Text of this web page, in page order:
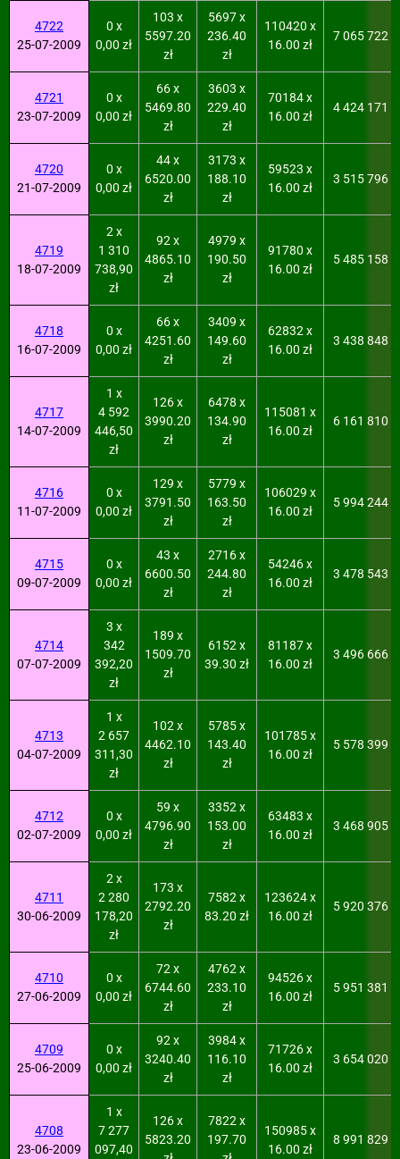
4722
25-07-2009
0 x
0,00 zł
103 x
5597.20
zł
5697 x
236.40
zł
110420 x
16.00 zł
7 065 722
4721
23-07-2009
0 x
0,00 zł
66 x
5469.80
zł
3603 x
229.40
zł
70184 x
16.00 zł
4 424 171
4720
21-07-2009
0 x
0,00 zł
44 x
6520.00
zł
3173 x
188.10
zł
59523 x
16.00 zł
3 515 796
4719
18-07-2009
2 x
1 310
738,90
zł
92 x
4865.10
zł
4979 x
190.50
zł
91780 x
16.00 zł
5 485 158
4718
16-07-2009
0 x
0,00 zł
66 x
4251.60
zł
3409 x
149.60
zł
62832 x
16.00 zł
3 438 848
4717
14-07-2009
1 x
4 592
446,50
zł
126 x
3990.20
zł
6478 x
134.90
zł
115081 x
16.00 zł
6 161 810
4716
11-07-2009
0 x
0,00 zł
129 x
3791.50
zł
5779 x
163.50
zł
106029 x
16.00 zł
5 994 244
4715
09-07-2009
0 x
0,00 zł
43 x
6600.50
zł
2716 x
244.80
zł
54246 x
16.00 zł
3 478 543
4714
07-07-2009
3 x
342
392,20
zł
189 x
1509.70
zł
6152 x
39.30 zł
81187 x
16.00 zł
3 496 666
4713
04-07-2009
1 x
2 657
311,30
zł
102 x
4462.10
zł
5785 x
143.40
zł
101785 x
16.00 zł
5 578 399
4712
02-07-2009
0 x
0,00 zł
59 x
4796.90
zł
3352 x
153.00
zł
63483 x
16.00 zł
3 468 905
4711
30-06-2009
2 x
2 280
178,20
zł
173 x
2792.20
zł
7582 x
83.20 zł
123624 x
16.00 zł
5 920 376
4710
27-06-2009
0 x
0,00 zł
72 x
6744.60
zł
4762 x
233.10
zł
94526 x
16.00 zł
5 951 381
4709
25-06-2009
0 x
0,00 zł
92 x
3240.40
zł
3984 x
116.10
zł
71726 x
16.00 zł
3 654 020
4708
23-06-2009
1 x
7 277
097,40
126 x
5823.20
7822 x
197.70
150985 x
16.00 zł
8 991 829